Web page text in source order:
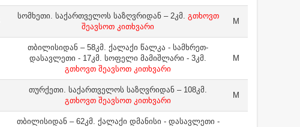
სომხეთი. საქართველოს საზღვრიდან – 2კმ. გთხოვთ
შეავსოთ კითხვარი
M
თბილისიდან – 58კმ. ქალაქი წალკა - სამხრეთ-
დასავლეთი - 17კმ. სოფელი მამიშლარი - 3კმ.
გთხოვთ შეავსოთ კითხვარი
M
თურქეთი. საქართველოს საზღვრიდან – 108კმ.
გთხოვთ შეავსოთ კითხვარი
M
თბილისიდან – 62კმ. ქალაქი დმანისი - დასავლეთი -